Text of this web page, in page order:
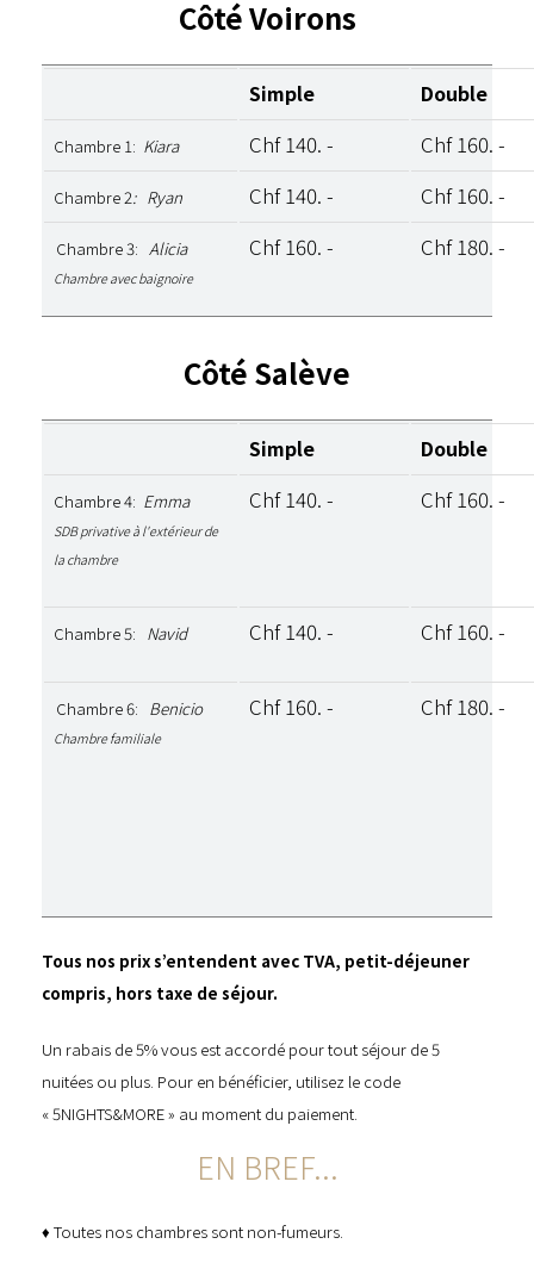
Côté Voirons
Simple Double
Chambre 1: Kiara Chf 140. - Chf 160. -
Chambre 2: Ryan Chf 140. - Chf 160. -
Chambre 3:Alicia
Chambre avec baignoire
Chf 160. - Chf 180. -
Côté Salève
Simple Double
Chambre 4: Emma
SDB privative à l'extérieur de
la chambre
Chf 140. - Chf 160. -
Chambre 5: Navid Chf 140. - Chf 160. -
Chambre 6: Benicio
Chambre familiale
Chf 160. - Chf 180. -
Tous nos prix s’entendent avec TVA, petit-déjeuner
compris, hors taxe de séjour.
Un rabais de 5% vous est accordé pour tout séjour de 5
nuitées ou plus. Pour en bénéficier, utilisez le code
« 5NIGHTS&MORE » au moment du paiement.
EN BREF...
♦ Toutes nos chambres sont non-fumeurs.